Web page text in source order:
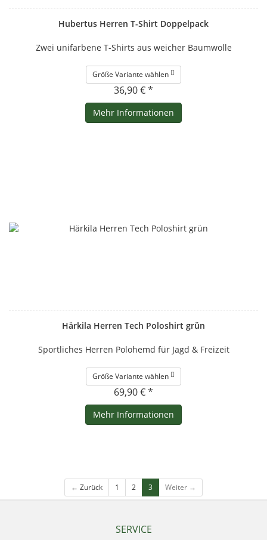
Hubertus Herren T-Shirt Doppelpack
Zwei unifarbene T-Shirts aus weicher Baumwolle
Größe Variante wählen
36,90 € *
Mehr Informationen
Härkila Herren Tech Poloshirt grün
Sportliches Herren Polohemd für Jagd & Freizeit
Größe Variante wählen
69,90 € *
Mehr Informationen
← Zurück 1 2 3 Weiter →
SERVICE